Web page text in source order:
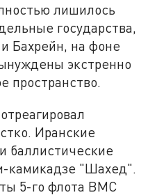
лишилось
государства,
Бахрейн, на фоне
экстренно
пространство.
Иранские
баллистические
камикадзе "Шахед".
5-го флота ВМС